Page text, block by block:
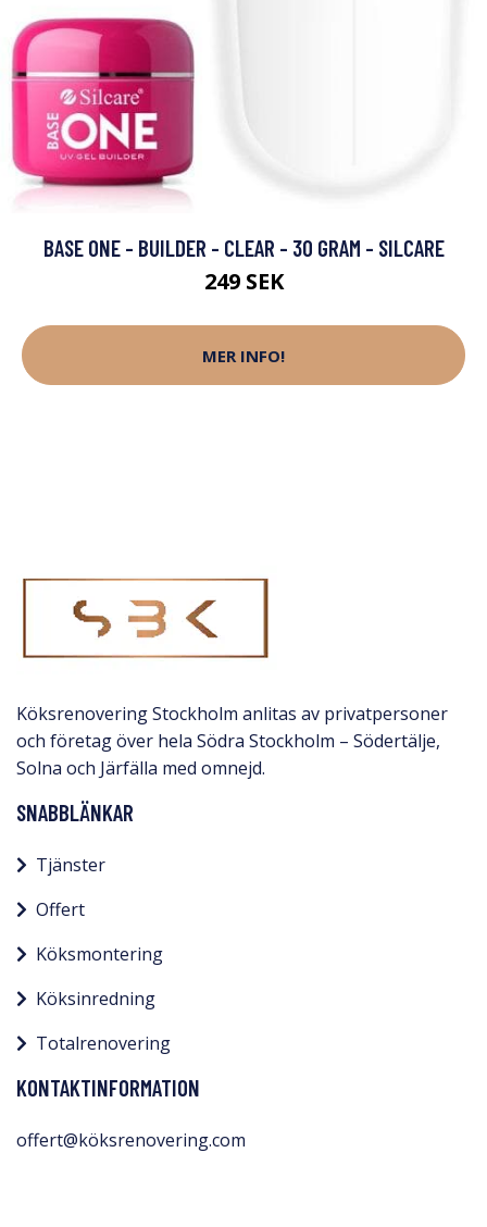
BASE ONE - BUILDER - CLEAR - 30 GRAM - SILCARE
249 SEK
MER INFO!
Köksrenovering Stockholm anlitas av privatpersoner
och företag över hela Södra Stockholm – Södertälje,
Solna och Järfälla med omnejd.​
SNABBLÄNKAR
Tjänster
Offert
Köksmontering
Köksinredning
Totalrenovering
KONTAKTINFORMATION
offert@köksrenovering.com